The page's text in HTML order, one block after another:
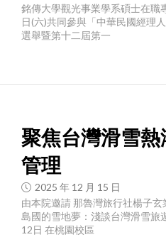
銘傳大學觀光事業學系碩士在職
日(六)共同參與「中華民國經理
選舉暨第十二屆第一
聚焦台灣滑雪
管理
2025 年 12 月 15 日
由本院邀請 那魯灣旅行社楊子
島國的雪地夢：淺談台灣滑雪旅
12日 在桃園校區